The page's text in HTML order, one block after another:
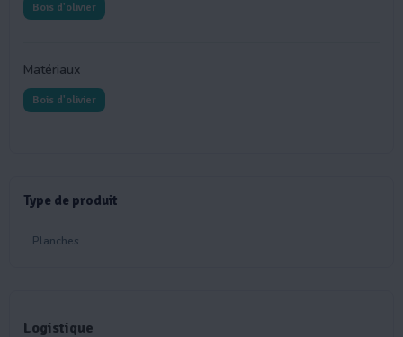
Bois d'olivier
Matériaux
Bois d'olivier
Type de produit
Planches
Logistique